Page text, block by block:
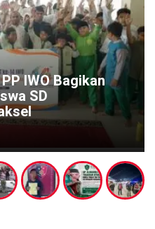
IWO Bagikan
SD